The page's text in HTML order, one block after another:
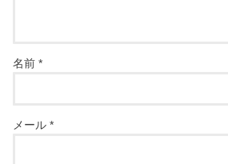
名前*
メール*